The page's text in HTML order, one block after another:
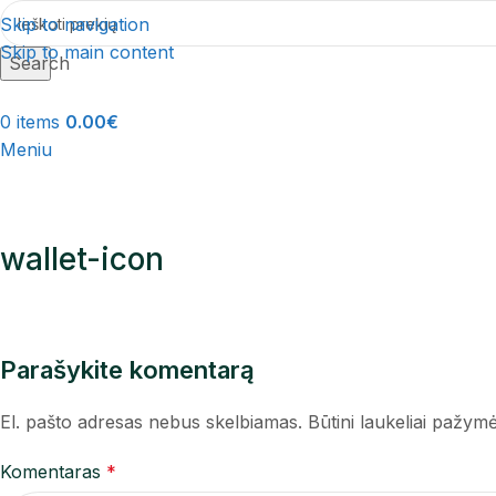
Skip to navigation
Skip to main content
Search
0 items 0.00€
Meniu
wallet-icon
Parašykite komentarą
El. pašto adresas nebus skelbiamas. Būtini laukeliai
Komentaras *